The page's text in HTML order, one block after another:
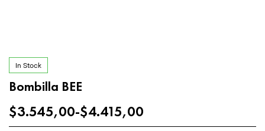
In Stock
Bombilla BEE
$3.545,00-$4.415,00